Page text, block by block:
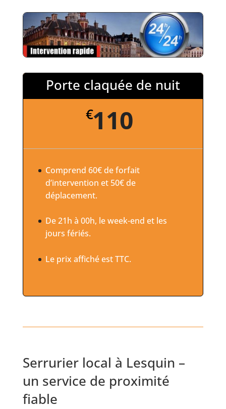
Porte claquée de nuit
€110
Comprend 60€ de forfait
d’intervention et 50€ de
déplacement.
De 21h à 00h, le week-end et les
jours fériés.
Le prix affiché est TTC.
Serrurier local à Lesquin –
un service de proximité
fiable